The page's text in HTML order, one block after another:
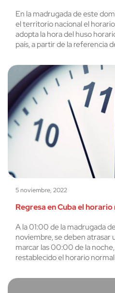
En la madrugada de este
el territorio nacional el
adopta la hora del huso
país, a partir de la referencia
5 noviembre, 2022
Regresa en Cuba el
A la 01:00 de la madrugada
noviembre, se deben atrasar
marcar las 00:00 de la
restablecido el horario